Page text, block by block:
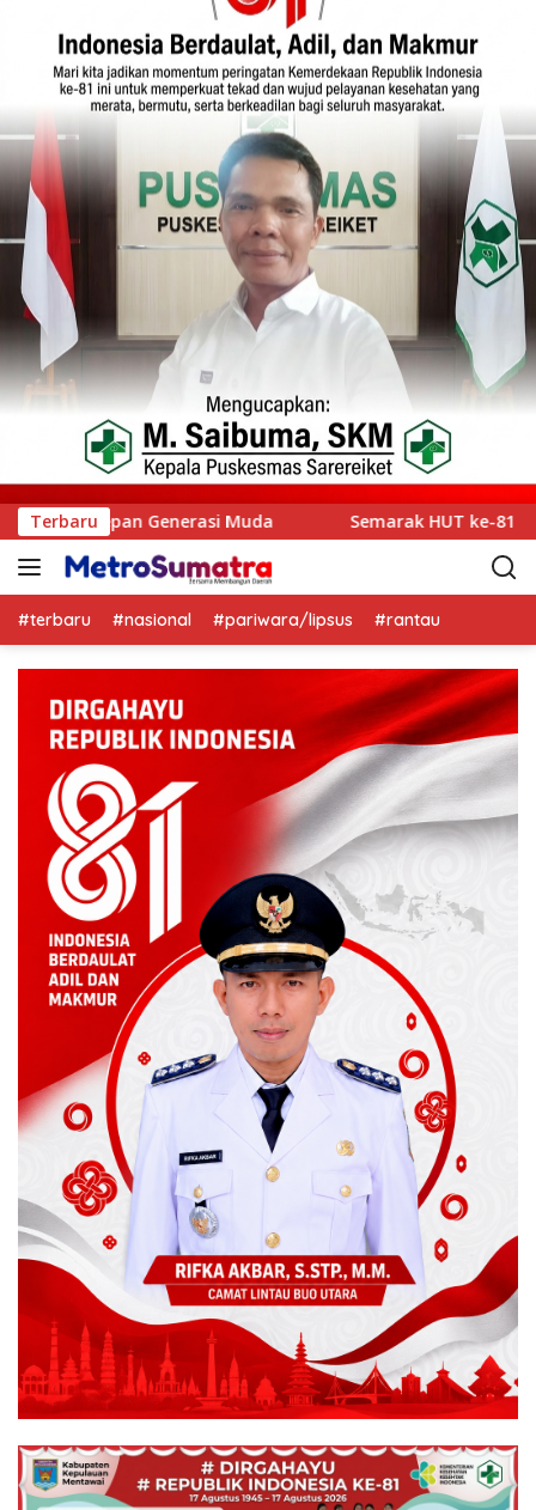
TerbaruHUT ke-81 RI, Lapas Kelas IIA Bukittinggi Gelar
#terbaru #nasional #pariwara/lipsus #rantau